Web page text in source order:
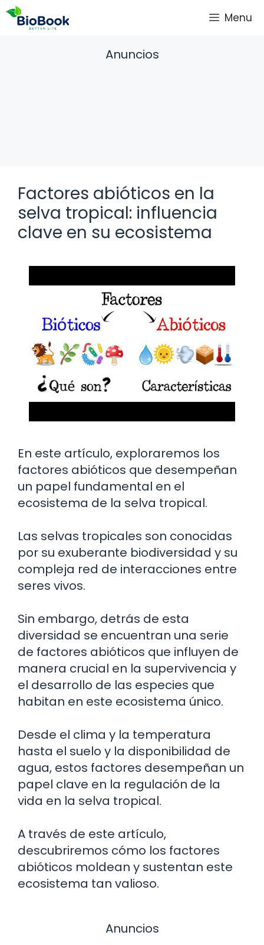
Saltar
Menu
Anuncios
Factores abióticos en la
selva tropical: influencia
clave en su ecosistema
En este artículo, exploraremos los
factores abióticos que desempeñan
un papel fundamental en el
ecosistema de la selva tropical.
Las selvas tropicales son conocidas
por su exuberante biodiversidad y su
compleja red de interacciones entre
seres vivos.
Sin embargo, detrás de esta
diversidad se encuentran una serie
de factores abióticos que influyen de
manera crucial en la supervivencia y
el desarrollo de las especies que
habitan en este ecosistema único.
Desde el clima y la temperatura
hasta el suelo y la disponibilidad de
agua, estos factores desempeñan un
papel clave en la regulación de la
vida en la selva tropical.
A través de este artículo,
descubriremos cómo los factores
abióticos moldean y sustentan este
ecosistema tan valioso.
Anuncios